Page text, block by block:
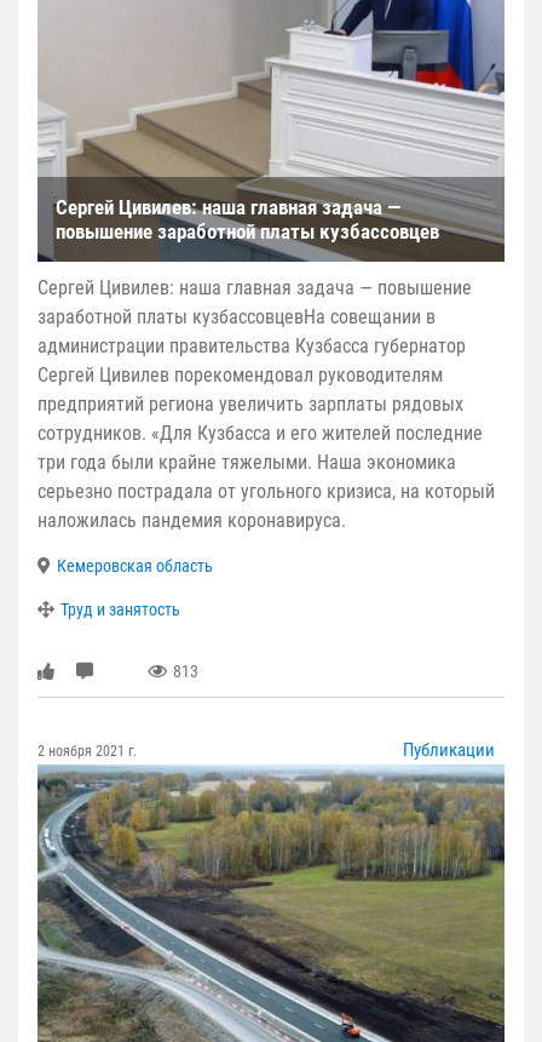
Сергей Цивилев: наша главная задача —
повышение заработной платы кузбассовцев
Сергей Цивилев: наша главная задача — повышение
заработной платы кузбассовцевНа совещании в
администрации правительства Кузбасса губернатор
Сергей Цивилев порекомендовал руководителям
предприятий региона увеличить зарплаты рядовых
сотрудников. «Для Кузбасса и его жителей последние
три года были крайне тяжелыми. Наша экономика
серьезно пострадала от угольного кризиса, на который
наложилась пандемия коронавируса.
Кемеровская область
Труд и занятость
813
2 ноября 2021 г. Публикации